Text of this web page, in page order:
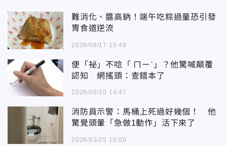
難消化、醬高鈉！端午吃粽過量恐引發
胃食道逆流
2026/06/17 15:48
便「祕」不唸「 ㄇㄧˋ」？他驚喊顛覆
認知 網搖頭：查錯本了
2026/06/10 14:47
消防員示警：馬桶上死過好幾個！ 他
驚覺頭暈「急做1動作」活下來了
2026/03/25 10:09